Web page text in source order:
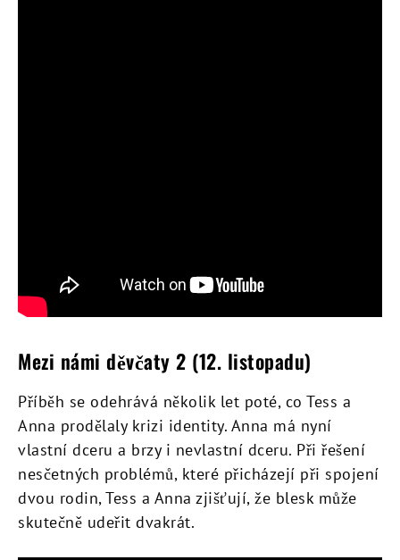
Mezi námi děvčaty 2 (12. listopadu)
Příběh se odehrává několik let poté, co Tess a
Anna prodělaly krizi identity. Anna má nyní
vlastní dceru a brzy i nevlastní dceru. Při řešení
nesčetných problémů, které přicházejí při spojení
dvou rodin, Tess a Anna zjišťují, že blesk může
skutečně udeřit dvakrát.